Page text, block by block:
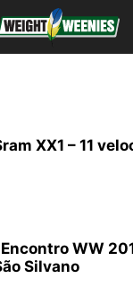
XX1 – 11
WW
Silvano